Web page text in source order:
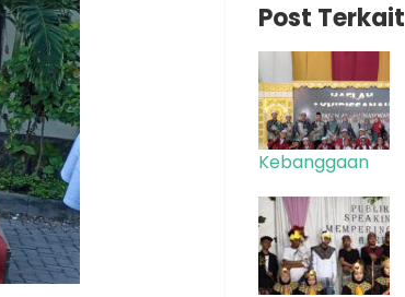
Post Terkait
Kebanggaan